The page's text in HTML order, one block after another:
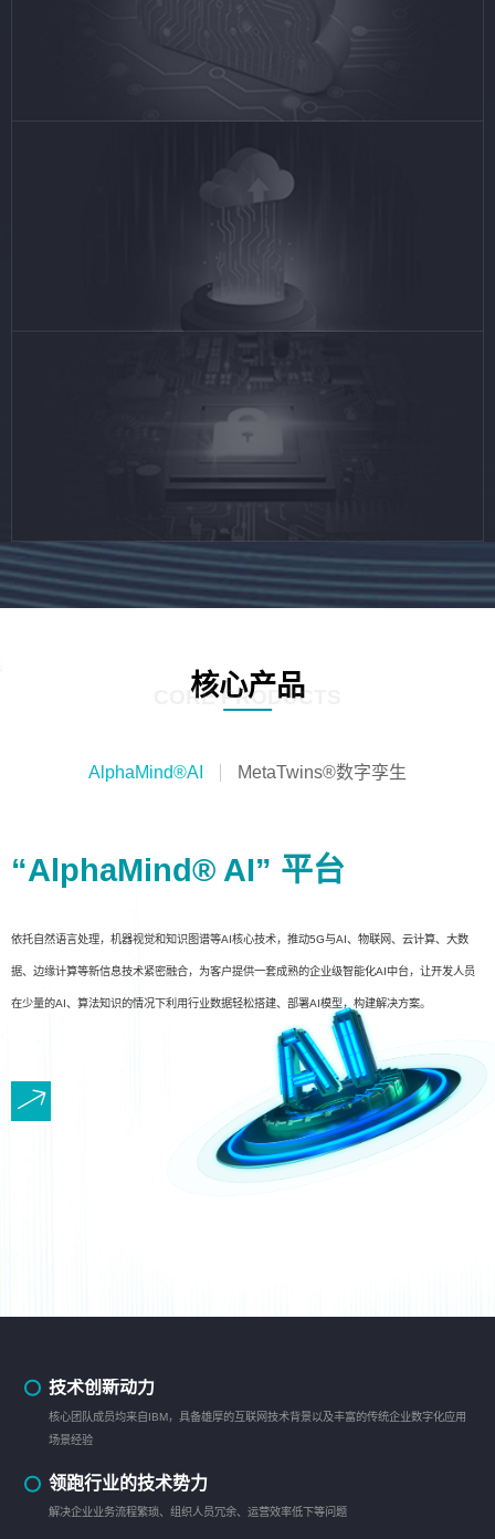
核心产品
CORE PRODUCTS
AlphaMind®AI MetaTwins®数字孪生
“AlphaMind® AI” 平台
依托自然语言处理，机器视觉和知识图谱等AI核心技术，推动5G与AI、物联网、云计算、大数
据、边缘计算等新信息技术紧密融合，为客户提供一套成熟的企业级智能化AI中台，让开发人员
在少量的AI、算法知识的情况下利用行业数据轻松搭建、部署AI模型，构建解决方案。
技术创新动力
核心团队成员均来自IBM，具备雄厚的互联网技术背景以及丰富的传统企业数字化应用
场景经验
领跑行业的技术势力
解决企业业务流程繁琐、组织人员冗余、运营效率低下等问题